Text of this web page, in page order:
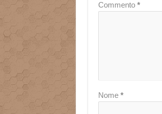
Commento *
Nome *